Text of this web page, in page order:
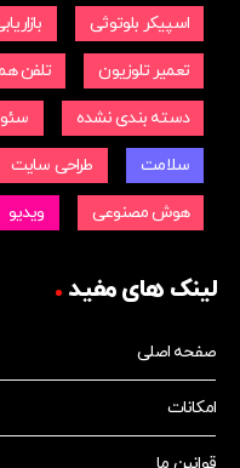
اسپیکر بلوتوثی
تعمیر تلوزیون تلفن
دسته بندی نشده سئو
سلامت طراحی سایت
هوش مصنوعی ویدیو
لینک های مفید
صفحه اصلی
امکانات